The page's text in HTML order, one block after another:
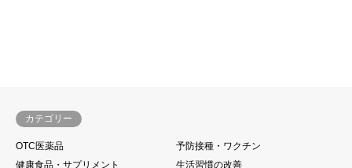
カテゴリー
OTC医薬品
予防接種・ワクチン
健康食品・サプリメント
生活習慣の改善